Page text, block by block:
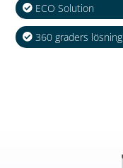
ECO Solution
360 graders lösning